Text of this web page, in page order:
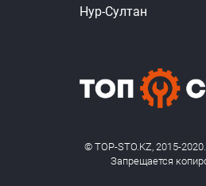
Нур-Султан
© TOP-STO.KZ, 2015-
Запрещается